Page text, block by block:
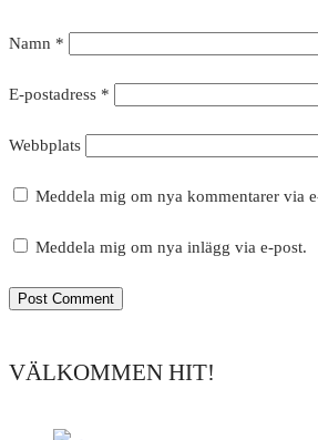
Namn *
E-postadress *
Webbplats
Meddela mig om nya kommentarer via
Meddela mig om nya inlägg via e-post.
VÄLKOMMEN HIT!